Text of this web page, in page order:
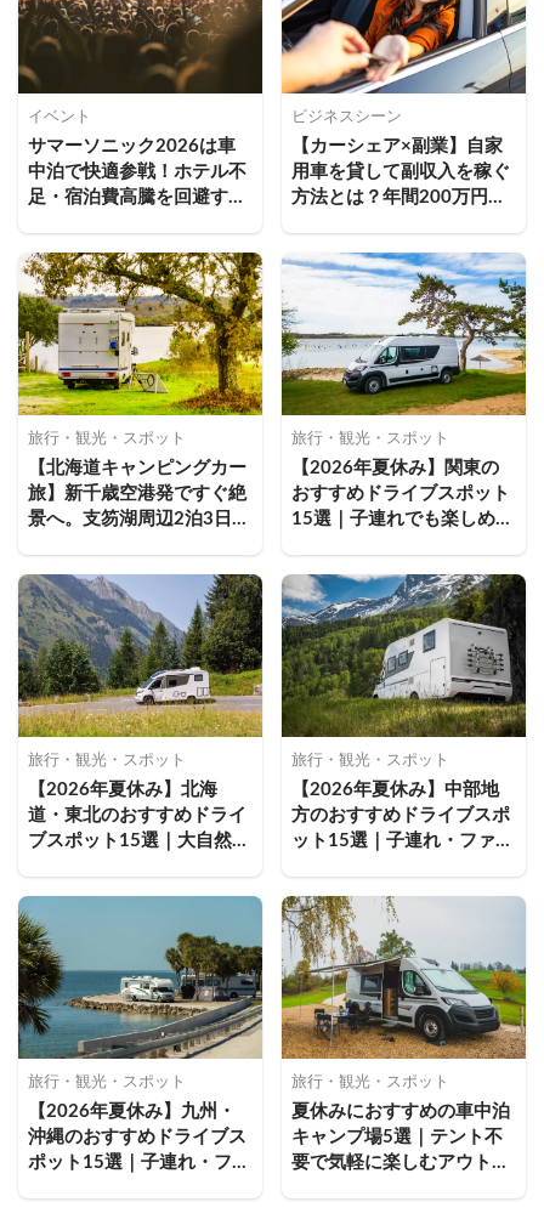
イベント
サマーソニック2026は車
中泊で快適参戦！ホテル不
足・宿泊費高騰を回避する
ビジネスシーン
【カーシェア×副業】自家
用車を貸して副収入を稼ぐ
方法とは？年間200万円以
する始め方
旅行・観光・スポット
【北海道キャンピングカー
旅】新千歳空港発ですぐ絶
景へ。支笏湖周辺2泊3日キ
旅行・観光・スポット
【2026年夏休み】関東の
おすすめドライブスポット
15選｜子連れでも楽しめる
を徹底解説
旅行・観光・スポット
【2026年夏休み】北海
道・東北のおすすめドライ
ブスポット15選｜大自然の
アを紹介
旅行・観光・スポット
【2026年夏休み】中部地
方のおすすめドライブスポ
ット15選｜子連れ・ファミ
旅行・観光・スポット
【2026年夏休み】九州・
沖縄のおすすめドライブス
ポット15選｜子連れ・ファ
旅行・観光・スポット
夏休みにおすすめの車中泊
キャンプ場5選｜テント不
要で気軽に楽しむアウトド